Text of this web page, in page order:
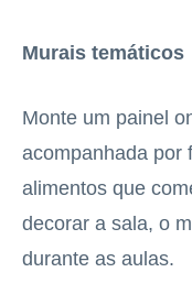
Murais temáticos
Monte um painel
acompanhada por
alimentos que
decorar a sala, o
durante as aulas.